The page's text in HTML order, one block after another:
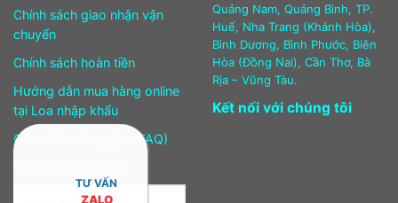
Chính sách giao nhận vận
chuyển
Chính sách hoàn tiền
Hướng dẫn mua hàng online
tại Loa nhập khẩu
Câu hỏi thường gặp (FAQ)
Quảng Nam, Quảng Bình, TP.
Huế, Nha Trang (Khánh Hòa),
Bình Dương, Bình Phước, Biên
Hòa (Đồng Nai), Cần Thơ, Bà
Rịa – Vũng Tàu.
Kết nối với chúng tôi
TƯ VẤN
ZALO